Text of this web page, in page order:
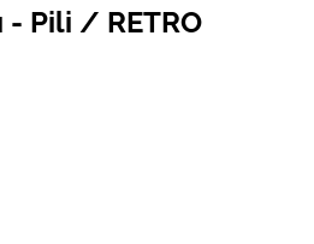
- Pili / RETRO